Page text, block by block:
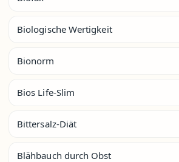
Biologische Wertigkeit
Bionorm
Bios Life-Slim
Bittersalz-Diät
Blähbauch durch Obst